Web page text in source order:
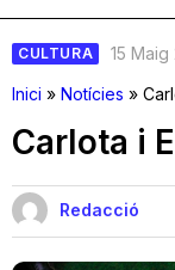
CULTURA
15 Maig
Inici » Notícies »
Carlota i
Redacció